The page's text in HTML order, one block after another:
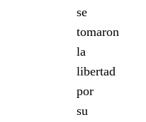
se
tomaron
la
libertad
por
su